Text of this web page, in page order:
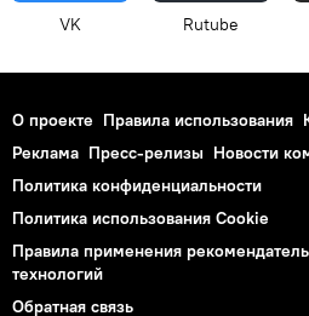
VK Rutube
О проекте Правила использования
Реклама Пресс-релизы Новости
Политика конфиденциальности
Политика использования Cookie
Правила применения
технологий
Обратная связь